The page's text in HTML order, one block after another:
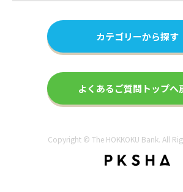
カテゴリーから探す
よくあるご質問トップへ
Copyright © The HOKKOKU Bank. All